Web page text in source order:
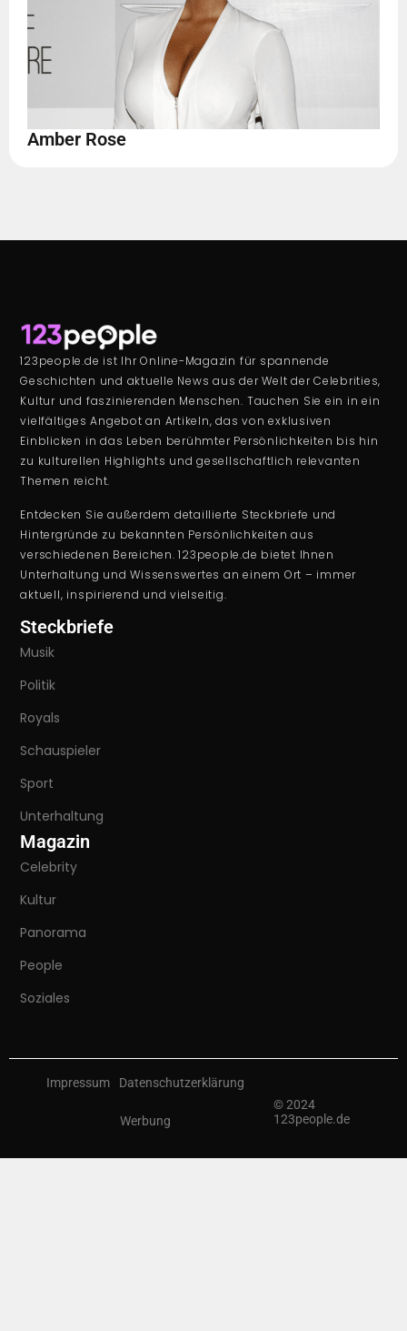
Amber Rose
123people.de ist Ihr Online-Magazin für spannende
Geschichten und aktuelle News aus der Welt der Celebrities,
Kultur und faszinierenden Menschen. Tauchen Sie ein in ein
vielfältiges Angebot an Artikeln, das von exklusiven
Einblicken in das Leben berühmter Persönlichkeiten bis hin
zu kulturellen Highlights und gesellschaftlich relevanten
Themen reicht.
Entdecken Sie außerdem detaillierte Steckbriefe und
Hintergründe zu bekannten Persönlichkeiten aus
verschiedenen Bereichen. 123people.de bietet Ihnen
Unterhaltung und Wissenswertes an einem Ort – immer
aktuell, inspirierend und vielseitig.
Steckbriefe
Musik
Politik
Royals
Schauspieler
Sport
Unterhaltung
Magazin
Celebrity
Kultur
Panorama
People
Soziales
© 2024
123people.de
Impressum Datenschutzerklärung
Werbung